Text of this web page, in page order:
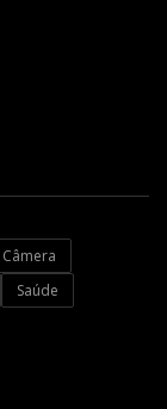
Câmera
Saúde